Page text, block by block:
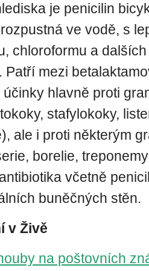
je penicilin
ve vodě, s
chloroformu a
Patří mezi
hlavně proti
stafylokoky,
ale i proti některým
borelie,
včetně
buněčných stěn.
v Živě
na poštovních